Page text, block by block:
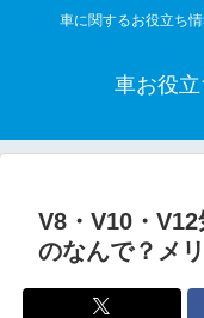
車に関するお役立ち
車お役立
V8・V10・
のなんで？メ